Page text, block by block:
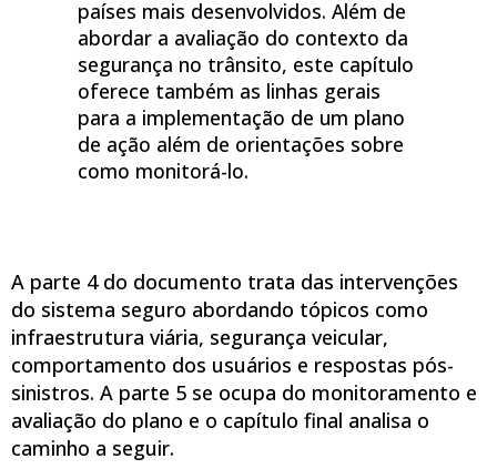
países mais desenvolvidos. Além de
abordar a avaliação do contexto da
segurança no trânsito, este capítulo
oferece também as linhas gerais
para a implementação de um plano
de ação além de orientações sobre
como monitorá-lo.
A parte 4 do documento trata das intervenções
do sistema seguro abordando tópicos como
infraestrutura viária, segurança veicular,
comportamento dos usuários e respostas pós-
sinistros. A parte 5 se ocupa do monitoramento e
avaliação do plano e o capítulo final analisa o
caminho a seguir.